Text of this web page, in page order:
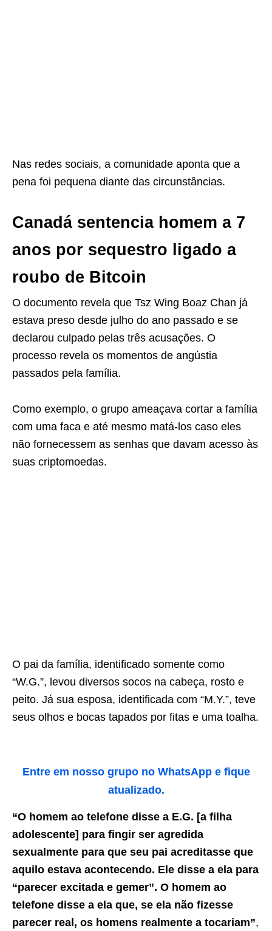
Nas redes sociais, a comunidade aponta que a
pena foi pequena diante das circunstâncias.
Canadá sentencia homem a 7
anos por sequestro ligado a
roubo de Bitcoin
O documento revela que Tsz Wing Boaz Chan já
estava preso desde julho do ano passado e se
declarou culpado pelas três acusações. O
processo revela os momentos de angústia
passados pela família.
Como exemplo, o grupo ameaçava cortar a família
com uma faca e até mesmo matá-los caso eles
não fornecessem as senhas que davam acesso às
suas criptomoedas.
O pai da família, identificado somente como
“W.G.”, levou diversos socos na cabeça, rosto e
peito. Já sua esposa, identificada com “M.Y.”, teve
seus olhos e bocas tapados por fitas e uma toalha.
Entre em nosso grupo no WhatsApp e fique
atualizado.
“O homem ao telefone disse a E.G. [a filha
adolescente] para fingir ser agredida
sexualmente para que seu pai acreditasse que
aquilo estava acontecendo. Ele disse a ela para
“parecer excitada e gemer”. O homem ao
telefone disse a ela que, se ela não fizesse
parecer real, os homens realmente a tocariam”,